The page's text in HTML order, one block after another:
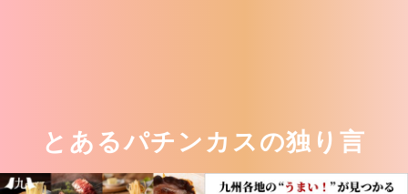
とあるパチンカスの独り言